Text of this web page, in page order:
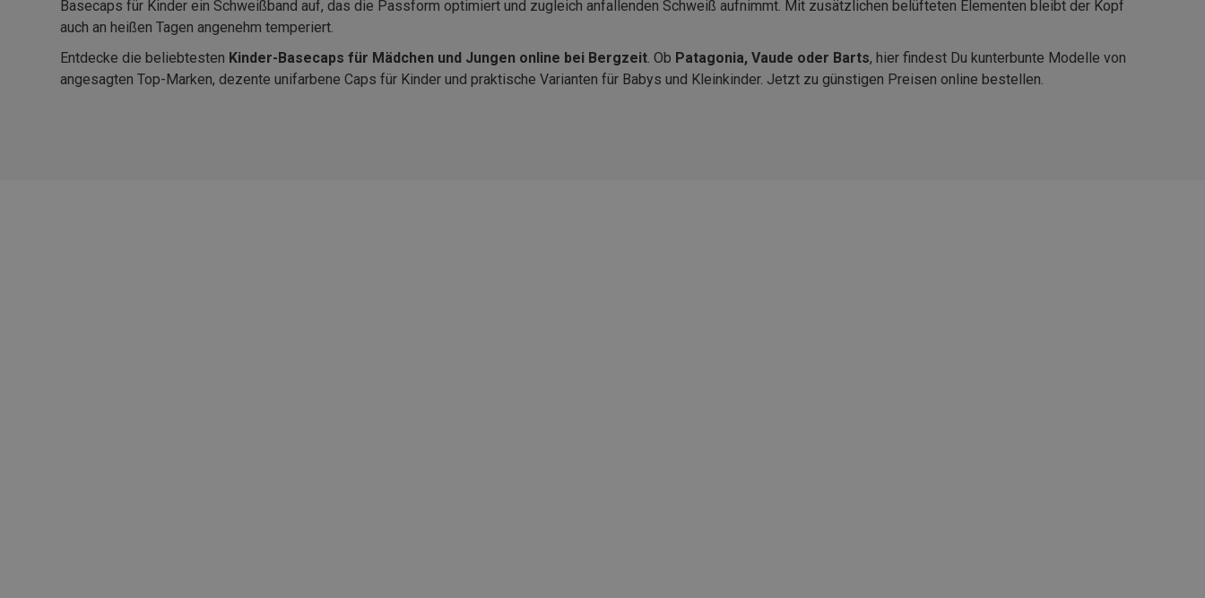
Basecaps für Kinder ein Schweißband auf, das die Passform optimiert und zugleich anfallenden Schweiß aufnimmt. Mit zusätzlichen belüfteten Elementen bleibt der Kopf
auch an heißen Tagen angenehm temperiert.
Entdecke die beliebtesten Kinder-Basecaps für Mädchen und Jungen online bei Bergzeit. Ob Patagonia, Vaude oder Barts, hier findest Du kunterbunte Modelle von
angesagten Top-Marken, dezente unifarbene Caps für Kinder und praktische Varianten für Babys und Kleinkinder. Jetzt zu günstigen Preisen online bestellen.